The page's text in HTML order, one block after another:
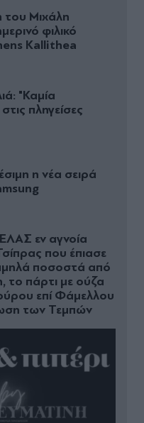
του Μιχάλη
φιλικό
Kallithea
"Καμία
πληγείσες
η νέα σειρά
εν αγνοία
που έπιασε
ποσοστά από
το πάρτι με ούζα
επί Φάμελλου
των Τεμπών